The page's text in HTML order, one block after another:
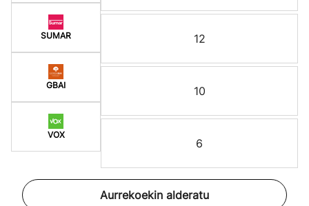
SUMAR
GBAI
VOX
12
10
6
Aurrekoekin alderatu